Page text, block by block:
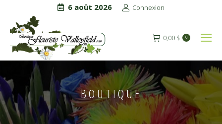
6 août 2026 Connexion
0,00 $ 0
BOUTIQUE